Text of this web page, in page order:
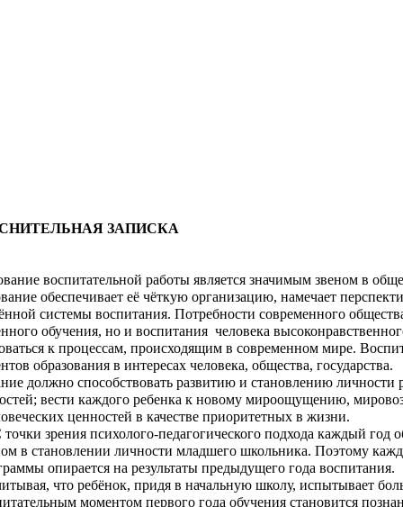
ЗАПИСКА
воспитательной работы является значимым звеном в
обеспечивает её чёткую организацию, намечает
системы воспитания. Потребности современного
обучения, но и воспитания человека
к процессам, происходящим в современном мире.
образования в интересах человека, общества, государства.
должно способствовать развитию и становлению личности
вести каждого ребенка к новому мироощущению,
ценностей в качестве приоритетных в жизни.
психолого-педагогического подхода каждый год
в становлении личности младшего школьника. Поэтому
опирается на результаты предыдущего года воспитания.
что ребёнок, придя в начальную школу, испытывает
моментом первого года обучения становится